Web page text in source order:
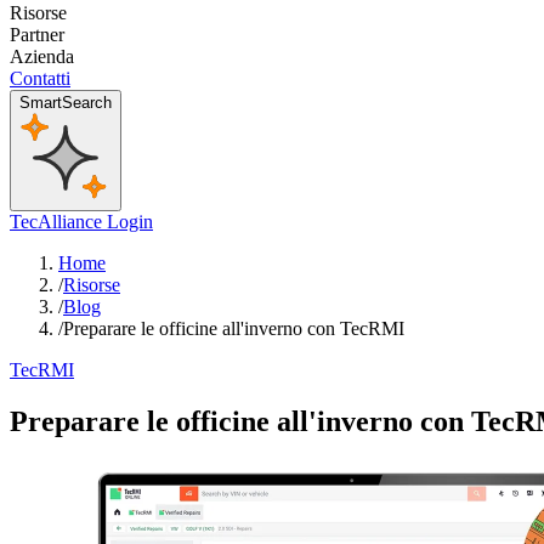
Risorse
Partner
Azienda
Contatti
SmartSearch
TecAlliance Login
Home
/Risorse
/Blog
/Preparare le officine all'inverno con TecRMI
TecRMI
Preparare le officine all'inverno con